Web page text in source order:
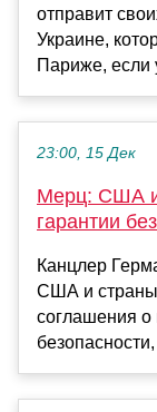
отправит
Украине,
Париже, если
23:00, 15 Дек
Мерц: США и
гарантии
Канцлер
США и страны
соглашения о